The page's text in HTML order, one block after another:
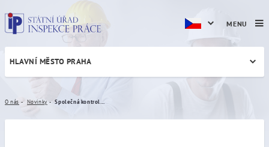
Společná kontrola
HLAVNÍ MĚSTO PRAHA
O nás Novinky
MENU